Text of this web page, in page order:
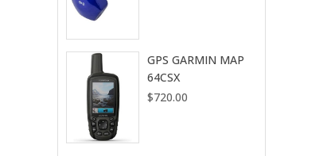
GPS GARMIN MAP
64CSX
$720.00